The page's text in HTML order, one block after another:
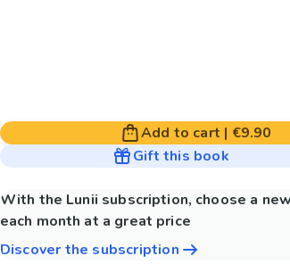
Add to cart | €9.90
Gift this book
With the Lunii subscription, choose a
each month at a great price
Discover the subscription